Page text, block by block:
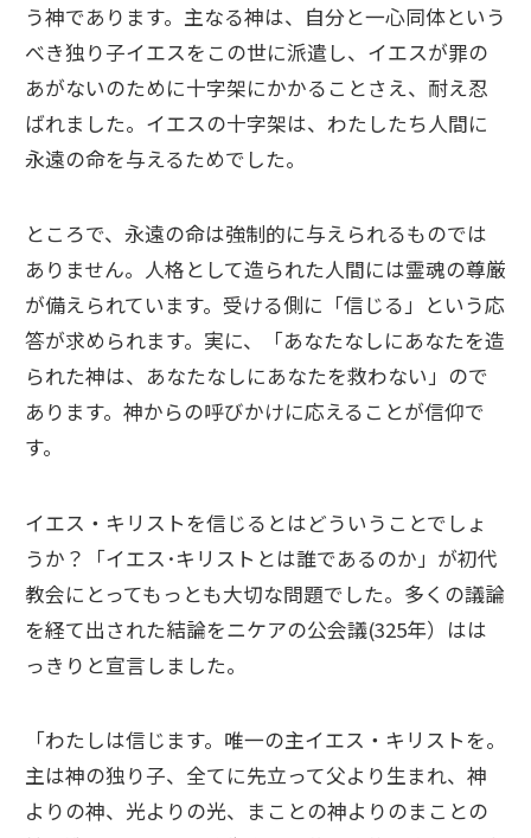
う神であります。主なる神は、自分と一心同体という
べき独り子イエスをこの世に派遣し、イエスが罪の
あがないのために十字架にかかることさえ、耐え忍
ばれました。イエスの十字架は、わたしたち人間に
永遠の命を与えるためでした。
ところで、永遠の命は強制的に与えられるものでは
ありません。人格として造られた人間には霊魂の尊厳
が備えられています。受ける側に「信じる」という応
答が求められます。実に、「あなたなしにあなたを造
られた神は、あなたなしにあなたを救わない」ので
あります。神からの呼びかけに応えることが信仰で
す。
イエス・キリストを信じるとはどういうことでしょ
うか？「イエス･キリストとは誰であるのか」が初代
教会にとってもっとも大切な問題でした。多くの議論
を経て出された結論をニケアの公会議(325年）はは
っきりと宣言しました。
「わたしは信じます。唯一の主イエス・キリストを。
主は神の独り子、全てに先立って父より生まれ、神
よりの神、光よりの光、まことの神よりのまことの